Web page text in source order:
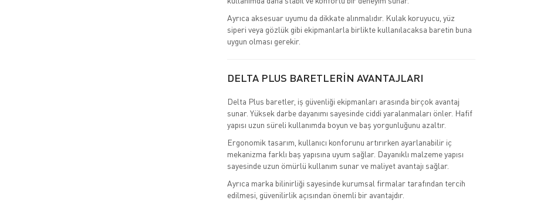
Ayrıca aksesuar uyumu da dikkate alınmalıdır. Kulak koruyucu, yüz
siperi veya gözlük gibi ekipmanlarla birlikte kullanılacaksa baretin buna
uygun olması gerekir.
DELTA PLUS BARETLERİN AVANTAJLARI
Delta Plus baretler, iş güvenliği ekipmanları arasında birçok avantaj
sunar. Yüksek darbe dayanımı sayesinde ciddi yaralanmaları önler. Hafif
yapısı uzun süreli kullanımda boyun ve baş yorgunluğunu azaltır.
Ergonomik tasarım, kullanıcı konforunu artırırken ayarlanabilir iç
mekanizma farklı baş yapısına uyum sağlar. Dayanıklı malzeme yapısı
sayesinde uzun ömürlü kullanım sunar ve maliyet avantajı sağlar.
Ayrıca marka bilinirliği sayesinde kurumsal firmalar tarafından tercih
edilmesi, güvenilirlik açısından önemli bir avantajdır.